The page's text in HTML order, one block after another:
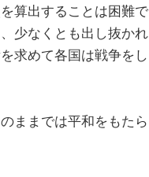
算出することは困難で
少なくとも出し抜かれ
求めて各国は戦争をし
ままでは平和をもたら